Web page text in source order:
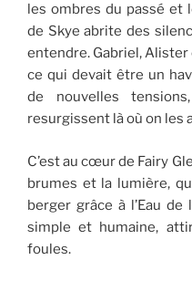
les ombres du passé et
de Skye abrite des
entendre. Gabriel, Alister
ce qui devait être un
de nouvelles
resurgissent là où on les
C’est au cœur de Fairy
brumes et la lumière,
berger grâce à l’Eau
simple et humaine,
foules.